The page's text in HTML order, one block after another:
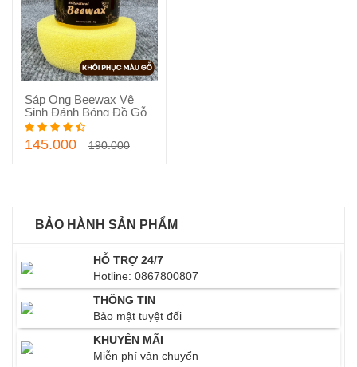
Thêm vào giỏ hàng
Sáp Ong Beewax Vệ
Sinh Đánh Bóng Đồ Gỗ
145.000 190.000
BẢO HÀNH SẢN PHẨM
HỖ TRỢ 24/7
Hotline: 0867800807
THÔNG TIN
Bảo mật tuyệt đối
KHUYẾN MÃI
Miễn phí vận chuyển